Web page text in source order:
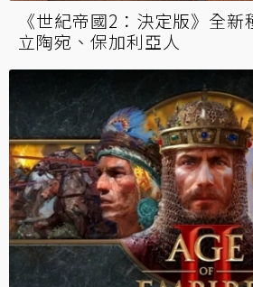
《世紀帝國2：決定版》全新
立陶宛、保加利亞人